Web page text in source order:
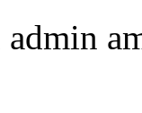
admin